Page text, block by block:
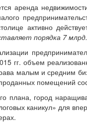
аренда
активно
порядка 7
гг. объем
малым и средним
помещений
плана, город
каникул» для